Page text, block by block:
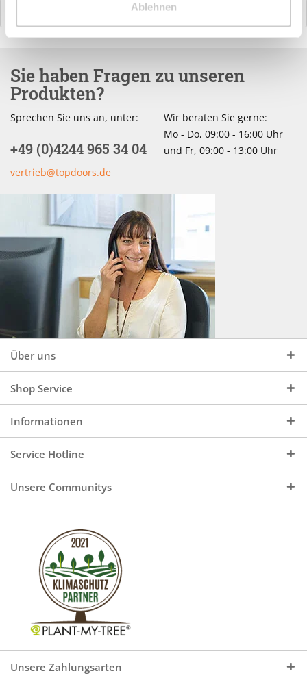
Ablehnen
Sie haben Fragen zu unseren
Produkten?
Sprechen Sie uns an, unter:
+49 (0)4244 965 34 04
vertrieb@topdoors.de
Wir beraten Sie gerne:
Mo - Do, 09:00 - 16:00 Uhr
und Fr, 09:00 - 13:00 Uhr
Über uns
Shop Service
Informationen
Service Hotline
Unsere Communitys
Unsere Zahlungsarten